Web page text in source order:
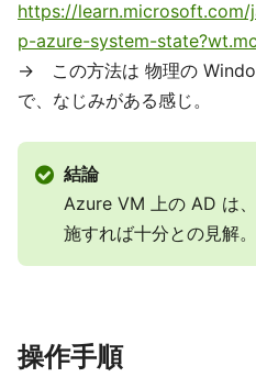
https://
p-azure-system-
→ この方法は 物理の
で、なじみがある感じ。
結論
Azure VM 上の AD は
施すれば十分との見解。
操作手順